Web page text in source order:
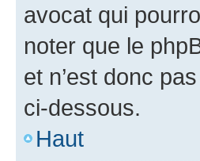
avocat qui
noter que le
et n’est donc
ci-dessous.
Haut